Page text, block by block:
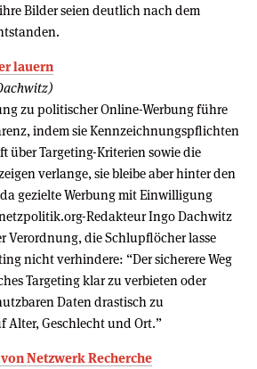
Bilder seien deutlich nach dem
lauern
zu politischer Online-Werbung führe
indem sie Kennzeichnungspflichten
über Targeting-Kriterien sowie die
verlange, sie bleibe aber hinter den
gezielte Werbung mit Einwilligung
Redakteur Ingo Dachwitz
Verordnung, die Schlupflöcher lasse
nicht verhindere: “Der sicherere Weg
Targeting klar zu verbieten oder
Daten drastisch zu
Alter, Geschlecht und Ort.”
Netzwerk Recherche